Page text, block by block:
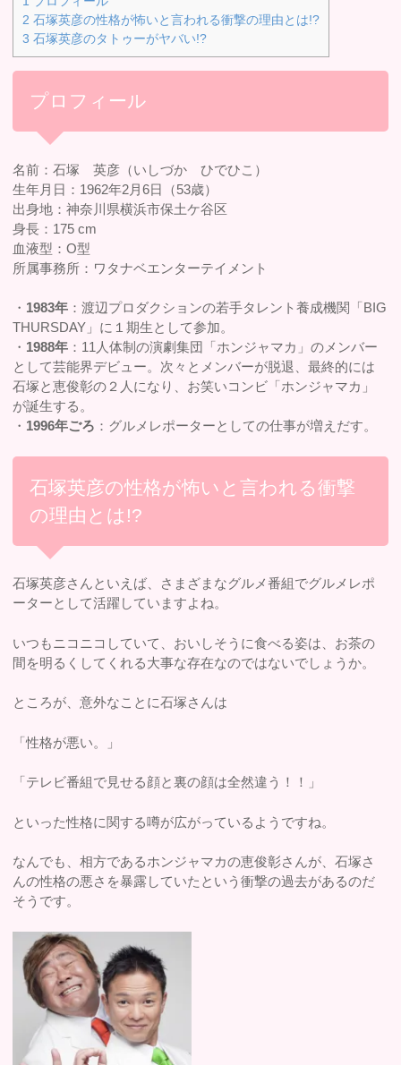
2 石塚英彦の性格が怖いと言われる衝撃の理由とは!?
3 石塚英彦のタトゥーがヤバい!?
プロフィール
名前：石塚 英彦（いしづか ひでひこ）
生年月日：1962年2月6日（53歳）
出身地：神奈川県横浜市保土ケ谷区
身長：175 cm
血液型：O型
所属事務所：ワタナベエンターテイメント
・ 1983年 ：渡辺プロダクションの若手タレント養成機関「BIG
THURSDAY」に１期生として参加。
・ 1988年 ：11人体制の演劇集団「ホンジャマカ」のメンバー
として芸能界デビュー。次々とメンバーが脱退、最終的には
石塚と恵俊彰の２人になり、お笑いコンビ「ホンジャマカ」
が誕生する。
・ 1996年ごろ ：グルメレポーターとしての仕事が増えだす。
石塚英彦の性格が怖いと言われる衝撃
の理由とは!?
石塚英彦さんといえば、さまざまなグルメ番組でグルメレポ
ーターとして活躍していますよね。
いつもニコニコしていて、おいしそうに食べる姿は、お茶の
間を明るくしてくれる大事な存在なのではないでしょうか。
ところが、意外なことに石塚さんは
「性格が悪い。」
「テレビ番組で見せる顔と裏の顔は全然違う！！」
といった性格に関する噂が広がっているようですね。
なんでも、相方であるホンジャマカの恵俊彰さんが、石塚さ
んの性格の悪さを暴露していたという衝撃の過去があるのだ
そうです。